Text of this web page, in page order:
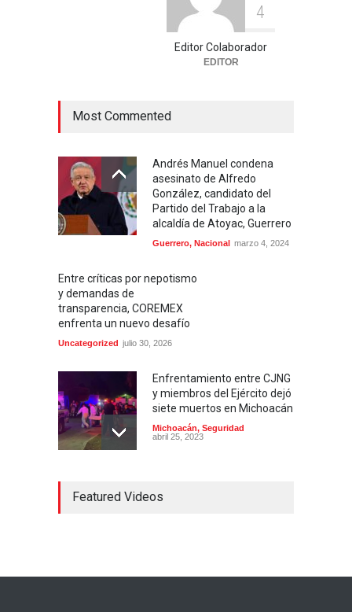
4
Editor Colaborador
EDITOR
Most Commented
Andrés Manuel condena
asesinato de Alfredo
González, candidato del
Partido del Trabajo a la
alcaldía de Atoyac, Guerrero
Guerrero, Nacional marzo 4, 2024
Entre críticas por nepotismo
y demandas de
transparencia, COREMEX
enfrenta un nuevo desafío
Uncategorized julio 30, 2026
Enfrentamiento entre CJNG
y miembros del Ejército dejó
siete muertos en Michoacán
Michoacán, Seguridad
abril 25, 2023
contra mujeres
Featured Videos